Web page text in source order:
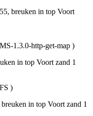
breuken in top Voort
1.3.0-http-get-map )
in top Voort zand 1
)
in top Voort zand 1